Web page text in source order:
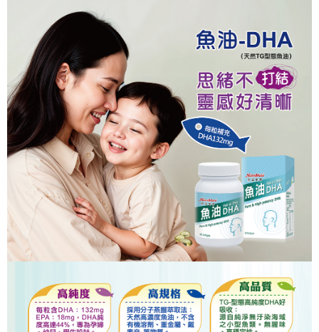
每筆NT$120，滿NT$1,000(含以上)免運費